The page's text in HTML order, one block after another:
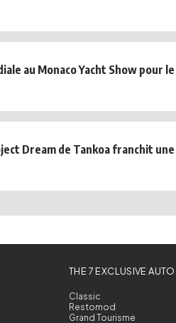
au Monaco Yacht Show pour
Dream de Tankoa franchit
THE 7 EXCLUSIVE AUTO
Classic
Restomod
Grand Tourisme